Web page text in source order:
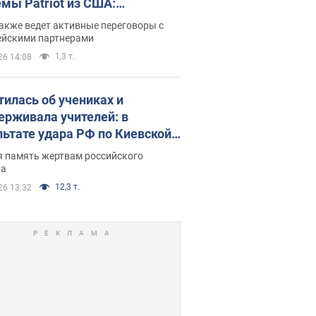
Patriot из США:
раскрыл подробности
ведет активные переговоры с
партнерами
14:08 1,3 т.
об учениках и
учителей: в
удара РФ по Киевской
погибли директор
лицея, её муж и внук
память жертвам российского
13:32 12,3 т.